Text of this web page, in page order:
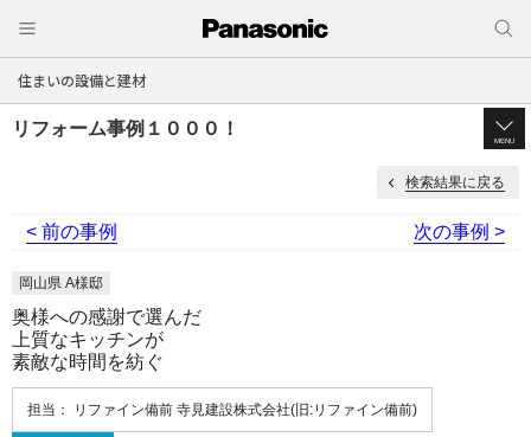
住まいの設備と建材
リフォーム事例１０００！
MENU
検索結果に戻る
< 前の事例 次の事例 >
岡山県 A様邸
奥様への感謝で選んだ
上質なキッチンが
素敵な時間を紡ぐ
担当： リファイン備前 寺見建設株式会社(旧:リファイン備前)